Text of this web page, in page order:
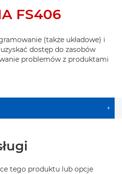
FS406
(także układowe) i
dostęp do zasobów
problemów z produktami
+
tego produktu lub opcje